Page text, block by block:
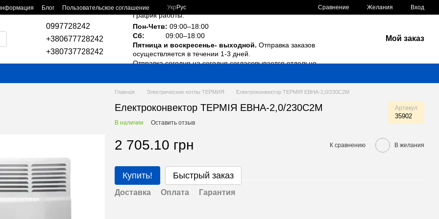
Блог Пользовательское соглашение Укр Рус Сравнение Желания Вход
0997728242
+380677728242
+380737728242
График работы:
Пон-Четв: 09:00–18:00
Сб:
09:00–18:00
Пятница и воскресенье- выходной. Отправка заказов
осуществляется в течении 1-3 дней.
Отправка сегодня на сегодня согласовывается отдельно.
Мой заказ
Главная Электрические котлы ТЕРМИЯ Електроконвектор ТЕРМІЯ ЕВНА-2,0/230С2М
Електроконвектор ТЕРМІЯ ЕВНА-2,0/230С2М Артикул
35902
В наличии Оставить отзыв
2 705.10 грн К сравнению В желания
Купить! Быстрый заказ
Доставка Оплата Гарантия